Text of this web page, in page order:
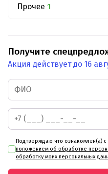
Прочее 1
Получите
Акция действует до 16
Подтверждаю что ознакомлен(а) с
положением об обработке
обработку моих персональных